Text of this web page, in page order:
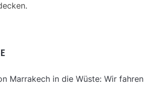
Marrakech in die Wüste: Wir fahren